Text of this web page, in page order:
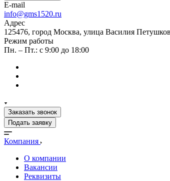
E-mail
info@gms1520.ru
Адрес
125476, город Москва, улица Василия
Режим работы
Пн. – Пт.: с 9:00 до 18:00
Заказать звонок
Подать заявку
Компания
О компании
Вакансии
Реквизиты